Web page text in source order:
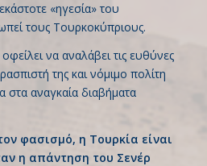
«ηγεσία» του
τους Τουρκοκύπριους.
να αναλάβει τις ευθύνες
της και νόμιμο πολίτη
στα αναγκαία διαβήματα
φασισμό, η Τουρκία είναι
η απάντηση του Σενέρ